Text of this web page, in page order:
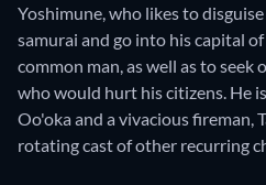
Yoshimune, who likes to
samurai and go into his capital
common man, as well as to
who would hurt his citizens. He
Oo'oka and a vivacious fireman,
rotating cast of other recurring